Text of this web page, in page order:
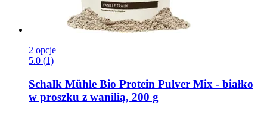
2 opcje
5.0 (1)
Schalk Mühle Bio Protein Pulver Mix -​ białko
w proszku z wanilią, 200 g